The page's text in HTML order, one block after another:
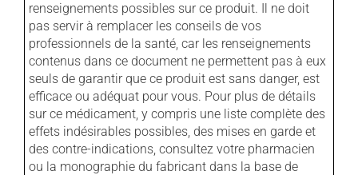
renseignements possibles sur ce produit. Il ne doit
pas servir à remplacer les conseils de vos
professionnels de la santé, car les renseignements
contenus dans ce document ne permettent pas à eux
seuls de garantir que ce produit est sans danger, est
efficace ou adéquat pour vous. Pour plus de détails
sur ce médicament, y compris une liste complète des
effets indésirables possibles, des mises en garde et
des contre-indications, consultez votre pharmacien
ou la monographie du fabricant dans la base de